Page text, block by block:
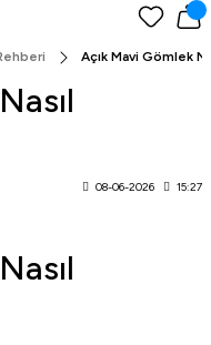
Açık Mavi Gömlek
08-06-2026 15:27